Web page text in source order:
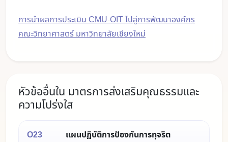
การนำผลการประเมิน CMU-OIT ไปสู่การพัฒนาองค์กร
คณะวิทยาศาสตร์ มหาวิทยาลัยเชียงใหม่
หัวข้ออื่นใน มาตรการส่งเสริมคุณธรรมและ
ความโปร่งใส
O23
แผนปฏิบัติการป้องกันการทุจริต